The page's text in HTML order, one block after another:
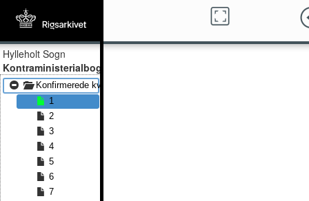
Hylleholt Sogn
Kontraministerialbog
Konfirmerede kvinder 1880 - Konfirmerede kvinder 1891
1
2
3
4
5
6
7